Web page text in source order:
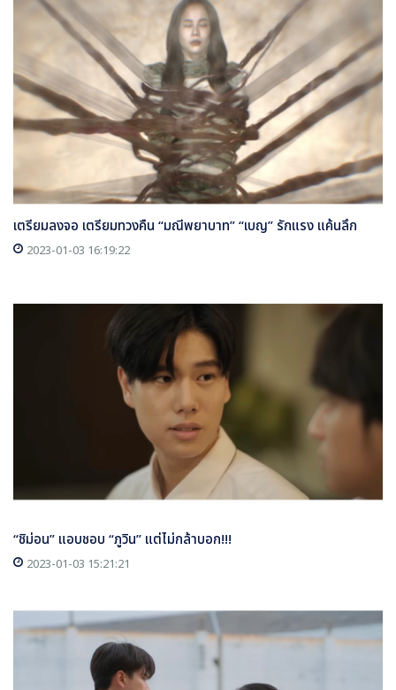
เตรียมลงจอ เตรียมทวงคืน “มณีพยาบาท” “เบญ” รักแรง แค้นลึก
2023-01-03 16:19:22
“ชิม่อน” แอบชอบ “ภูวิน” แต่ไม่กล้าบอก!!!
2023-01-03 15:21:21